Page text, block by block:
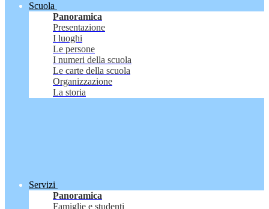
Scuola
Panoramica
Presentazione
I luoghi
Le persone
I numeri della scuola
Le carte della scuola
Organizzazione
La storia
Servizi
Panoramica
Famiglie e studenti